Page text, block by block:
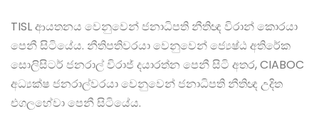
TISL ආයතනය වෙනුවෙන් ජනාධිපති නීතිඥ විරාන් කොරයා
පෙනී සිටියේය. නීතිපතිවරයා වෙනුවෙන් ජ්‍යෙෂ්ඨ අතිරේක
සොලිසිටර් ජනරාල් විරාජ් දයාරත්න පෙනී සිටි අතර, CIABOC
අධ්‍යක්ෂ ජනරාල්වරයා වෙනුවෙන් ජනාධිපති නීතිඥ උදිත
එගලහේවා පෙනී සිටියේය.